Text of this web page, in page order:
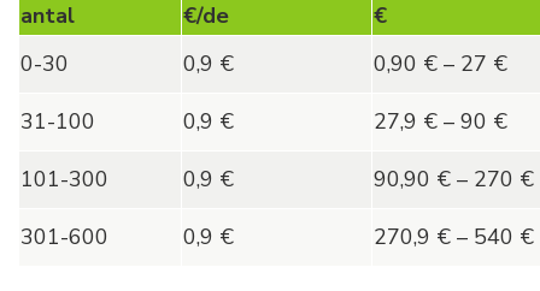
antal
€/de
€
0-30
0,9 €
0,90 € – 27 €
31-100
0,9 €
27,9 € – 90 €
101-300
0,9 €
90,90 € – 270 €
301-600
0,9 € 270,9 € – 540 €